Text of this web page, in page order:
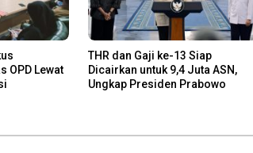
OPD Lewat
THR dan Gaji ke-13 Siap
Dicairkan untuk 9,4 Juta ASN,
Ungkap Presiden Prabowo